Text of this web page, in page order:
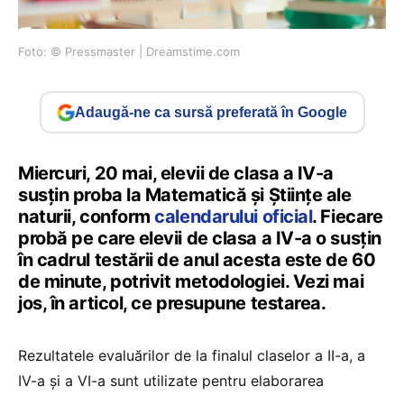
Foto: © Pressmaster | Dreamstime.com
Adaugă-ne ca sursă preferată în Google
Miercuri, 20 mai, elevii de clasa a IV-a
susțin proba la Matematică și Științe ale
naturii, conformcalendarului oficial. Fiecare
probă pe care elevii de clasa a IV-a o susțin
în cadrul testării de anul acesta este de 60
de minute, potrivit metodologiei. Vezi mai
jos, în articol, ce presupune testarea.
Rezultatele evaluărilor de la finalul claselor a II-a, a
IV-a și a VI-a sunt utilizate pentru elaborarea